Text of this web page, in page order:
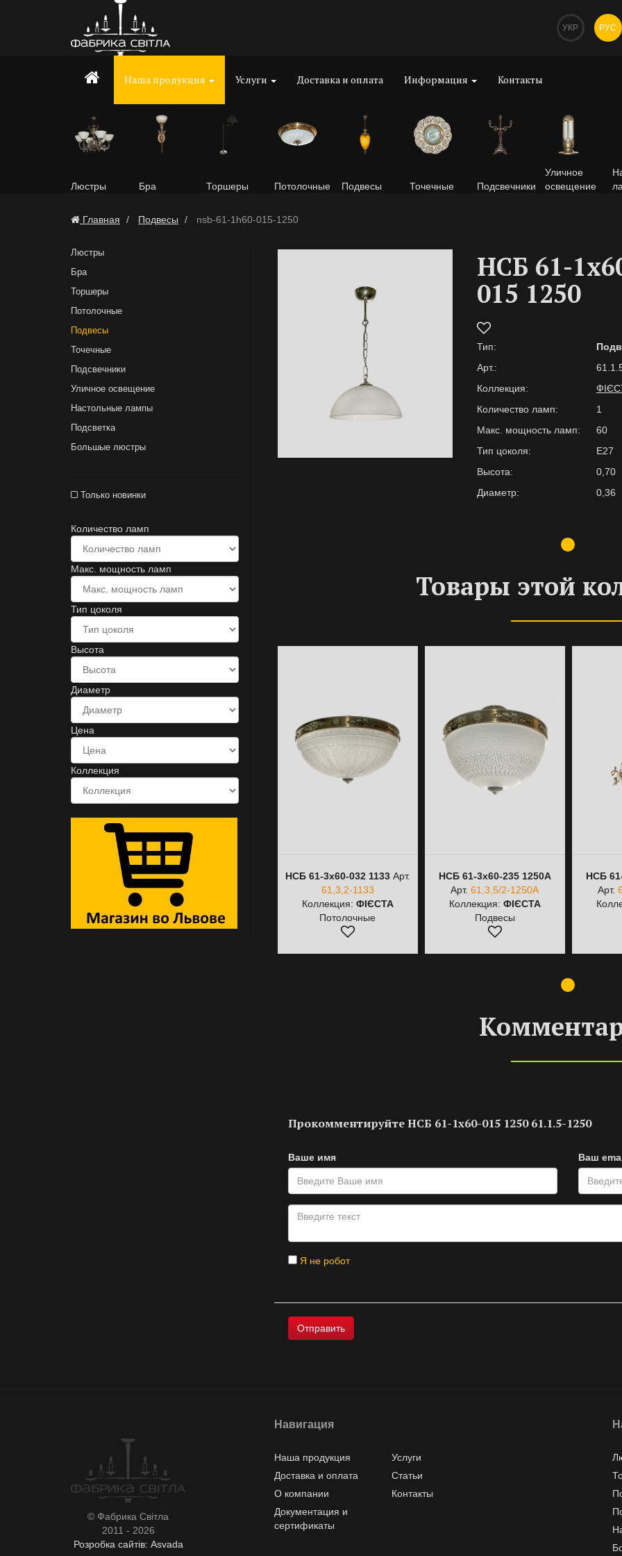
УКР РУС
Наша продукция Услуги Доставка и оплата Информация Контакты
Люстры Бра Торшеры Потолочные Подвесы Точечные Подсвечники
Уличное
освещение
Главная Подвесы nsb-61-1h60-015-1250
Люстры
Бра
Торшеры
Потолочные
Подвесы
Точечные
Подсвечники
Уличное освещение
Настольные лампы
Подсветка
Большые люстры
Только новинки
Количество ламп
Макс. мощность ламп
Тип цоколя
Высота
Диаметр
Цена
Коллекция
НСБ 61-
015 1250
Тип:
Арт.:
Коллекция:
Количество ламп:
1
Макс. мощность ламп:
60
Тип цоколя:
E27
Высота:
0,70
Диаметр:
0,36
Товары этой
НСБ 61-3х60-032 1133Арт.
61,3,2-1133
Коллекция: ФІЄСТА
Потолочные
НСБ 61-3х60-235 1250А
Арт. 61,3,5/2-1250А
Коллекция: ФІЄСТА
Подвесы
НСБ
Арт.
Прокомментируйте НСБ 61-1х60-015 1250 61.1.5-1250
Ваше имя Ваш
Я не робот
© Фабрика Світла
2011 - 2026
Розробка сайтів: Asvada
Навигация
Наша продукция
Услуги
Доставка и оплата
Статьи
О компании
Контакты
Документация и
сертификаты